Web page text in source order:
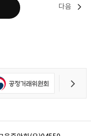
다음